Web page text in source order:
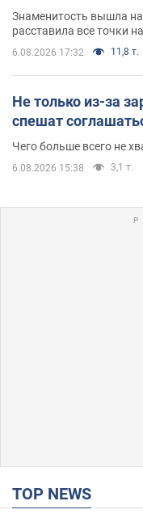
Знаменитость вышла
расставила все точки
6.08.2026 17:32 11,8 т.
Не только из-за
спешат
Чего больше всего не
6.08.2026 15:38 3,1 т.
TOP NEWS